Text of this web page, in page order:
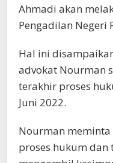
Ahmadi akan
Pengadilan Negeri
Hal ini
advokat Nourman
terakhir proses
Juni 2022.
Nourman
proses hukum